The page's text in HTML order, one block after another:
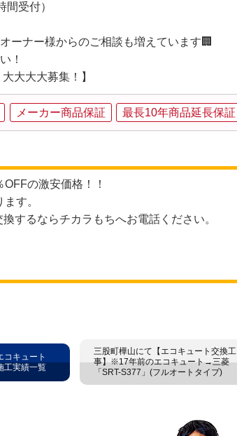
間受付）
ーナー様からのご相談も増えています🏢
！
大大大募集！】
メーカー商品保証 最長10年商品延長保証
の激安価格！！
す。
するならチカラもちへお電話ください。
三股町樺山にて【エコキュート交換工
事】※17年前のエコキュート→三菱
「SRT-S377」(フルオートタイプ)
コキュート
工実績一覧